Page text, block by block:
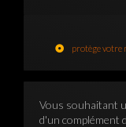
protège votre
Vous souhaitant
d'un complément